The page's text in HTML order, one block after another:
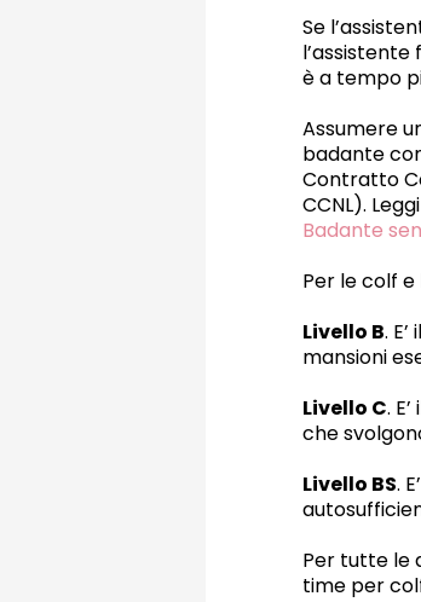
Se
è a tempo
Assumere
badante
Contratto
CCNL).
Badante
Per le colf
Livello B.
mansioni
Livello C.
che
Livello BS.
Per tutte le
time per